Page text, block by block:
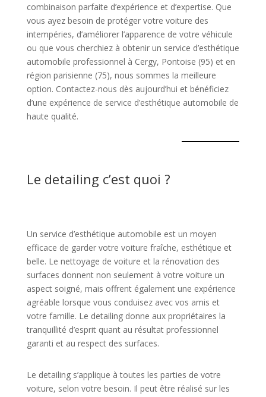
combinaison parfaite d’expérience et d’expertise. Que
vous ayez besoin de protéger votre voiture des
intempéries, d’améliorer l’apparence de votre véhicule
ou que vous cherchiez à obtenir un service d’esthétique
automobile professionnel à Cergy, Pontoise (95) et en
région parisienne (75), nous sommes la meilleure
option. Contactez-nous dès aujourd’hui et bénéficiez
d’une expérience de service d’esthétique automobile de
haute qualité.
Le detailing c’est quoi ?
Un service d’esthétique automobile est un moyen
efficace de garder votre voiture fraîche, esthétique et
belle. Le nettoyage de voiture et la rénovation des
surfaces donnent non seulement à votre voiture un
aspect soigné, mais offrent également une expérience
agréable lorsque vous conduisez avec vos amis et
votre famille. Le detailing donne aux propriétaires la
tranquillité d’esprit quant au résultat professionnel
garanti et au respect des surfaces.
Le detailing s’applique à toutes les parties de votre
voiture, selon votre besoin. Il peut être réalisé sur les